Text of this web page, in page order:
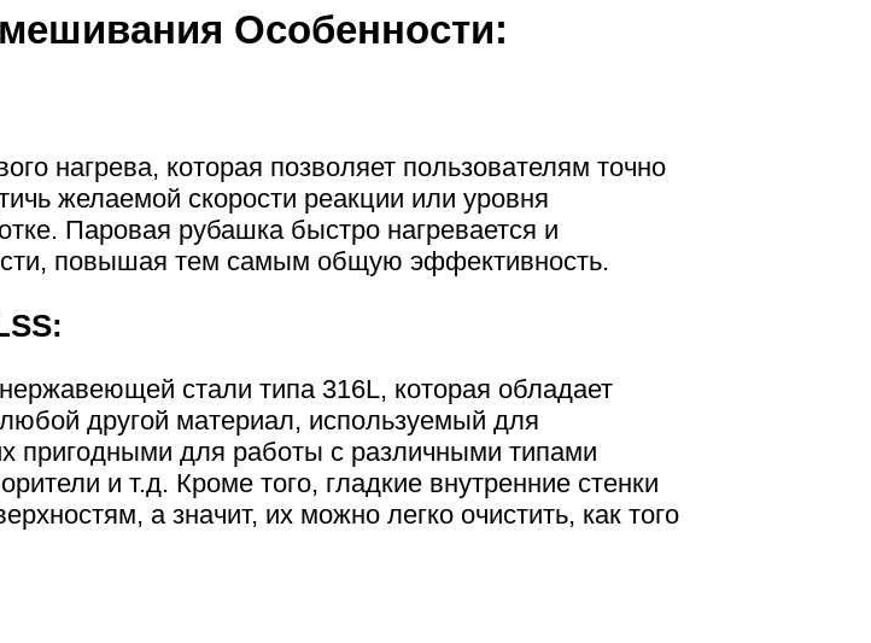
Особенности:
нагрева, которая позволяет пользователям точно
желаемой скорости реакции или уровня
Паровая рубашка быстро нагревается и
повышая тем самым общую эффективность.
стали типа 316L, которая обладает
другой материал, используемый для
пригодными для работы с различными типами
и т.д. Кроме того, гладкие внутренние стенки
а значит, их можно легко очистить, как того